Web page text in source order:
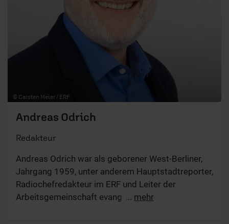
© Carsten Meier / ERF
Andreas Odrich
Redakteur
Andreas Odrich war als geborener West-Berliner,
Jahrgang 1959, unter anderem Hauptstadtreporter,
Radiochefredakteur im ERF und Leiter der
Arbeitsgemeinschaft evangelischer Rundfunk. Sein
... mehr